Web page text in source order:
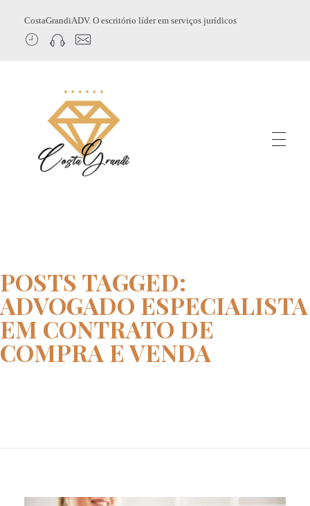
CostaGrandiADV. O escritório líder em serviços jurídicos
POSTS TAGGED:
ADVOGADO ESPECIALISTA
EM CONTRATO DE
COMPRA E VENDA